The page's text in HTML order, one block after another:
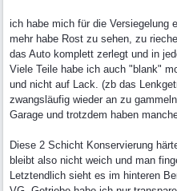
ich habe mich für die Versiegelung
mehr habe Rost zu sehen, zu
das Auto komplett zerlegt und in
Viele Teile habe ich auch "blank"
und nicht auf Lack. (zb das
zwangsläufig wieder an zu
Garage und trotzdem haben
Diese 2 Schicht Konservierung
bleibt also nicht weich und man
Letztendlich sieht es im hinteren